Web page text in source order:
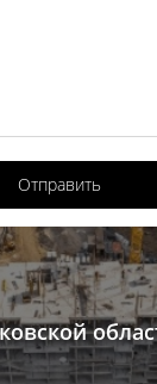
Отправить